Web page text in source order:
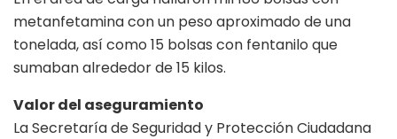
metanfetamina con un peso aproximado de una
tonelada, así como 15 bolsas con fentanilo que
sumaban alrededor de 15 kilos.
Valor del aseguramiento
La Secretaría de Seguridad y Protección Ciudadana